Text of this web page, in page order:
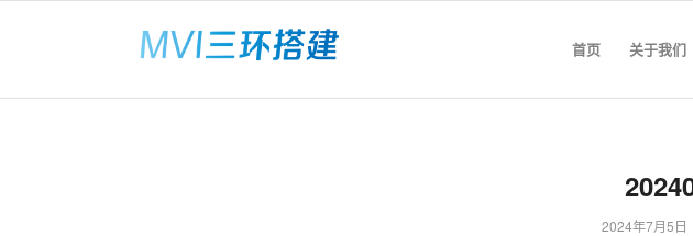
首页 关于我们
2024年7月5日